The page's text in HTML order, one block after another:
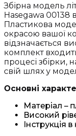
Збірна модель
Hasegawa 00138
Пластикова
окрасою вашої
відзначається
комплект
процесі збірки,
свій шлях у
Основні
Матеріал –
Високий
Інструкція